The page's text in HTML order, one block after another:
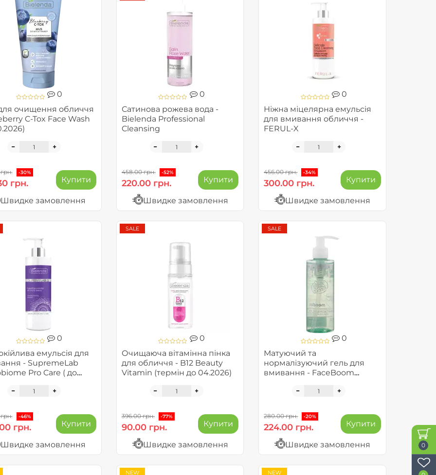
0
0
очищення обличчя
C-Tox Face Wash
-30%
грн. Купити
Швидке замовлення
0
Сатинова рожева вода -
Bielenda Professional
Cleansing
458.00 грн. -52%
220.00 грн. Купити
Швидке замовлення
0
Ніжна міцелярна емульсія
для вмивання обличчя -
FERUL-X
456.00 грн. -34%
300.00 грн. Купити
Швидке замовлення
0
емульсія для
- SupremeLab
Pro Care ( до
-46%
грн. Купити
Швидке замовлення
0
Очищаюча вітамінна пінка
для обличчя - B12 Beauty
Vitamin (термін до 04.2026)
SALE
396.00 грн. -77%
90.00 грн. Купити
Швидке замовлення
0
Матуючий та
нормалізуючий гель для
вмивання - FaceBoom
SALE
280.00 грн. -20%
224.00 грн. Купити
Швидке замовлення
NEW NEW